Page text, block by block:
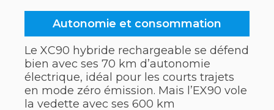
Autonomie et consommation
Le XC90 hybride rechargeable se défend
bien avec ses 70 km d’autonomie
électrique, idéal pour les courts trajets
en mode zéro émission. Mais l’EX90 vole
la vedette avec ses 600 km